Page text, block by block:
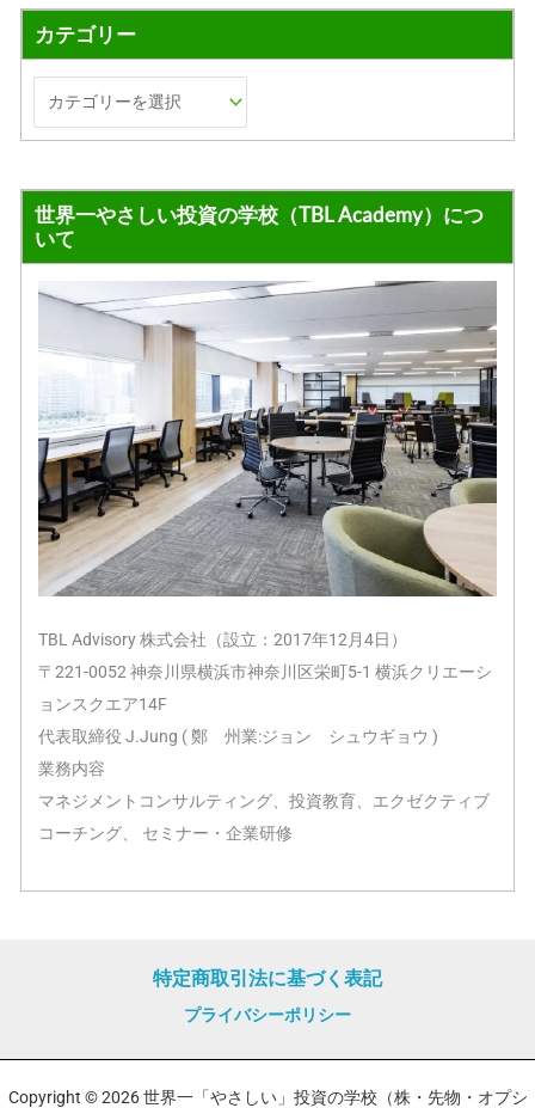
カテゴリー
世界一やさしい投資の学校（TBL Academy）につ
いて
TBL Advisory 株式会社（設立：2017年12月4日）
〒221-0052 神奈川県横浜市神奈川区栄町5-1 横浜クリエーシ
ョンスクエア14F
代表取締役 J.Jung ( 鄭 州業:ジョン シュウギョウ )
業務内容
マネジメントコンサルティング、投資教育、エクゼクティブ
コーチング、 セミナー・企業研修
特定商取引法に基づく表記
プライバシーポリシー
Copyright © 2026 世界一「やさしい」投資の学校（株・先物・オプシ